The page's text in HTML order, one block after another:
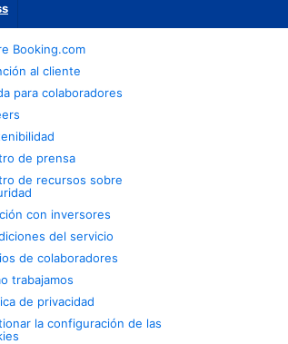
Booking.com
al cliente
para colaboradores
de prensa
de recursos sobre
con inversores
del servicio
de colaboradores
trabajamos
de privacidad
la configuración de las